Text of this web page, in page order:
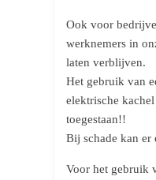
Ook voor
werknemers in
laten verblijven.
Het gebruik van
elektrische
toegestaan!!
Bij schade kan er
Voor het gebruik